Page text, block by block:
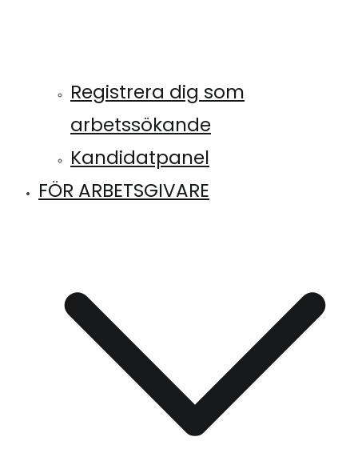
Registrera dig som
arbetssökande
Kandidatpanel
FÖR ARBETSGIVARE